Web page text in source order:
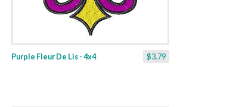
$3.79
Purple Fleur De Lis - 4x4